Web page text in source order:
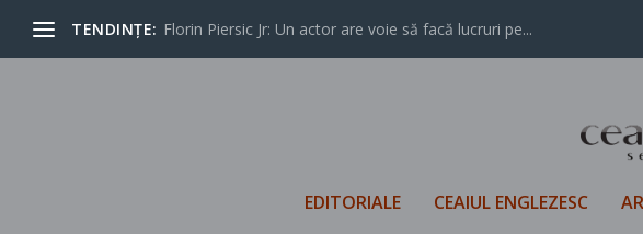
TENDINȚE: Florin Piersic Jr: Un actor are voie să facă lucruri pe...
EDITORIALE CEAIUL ENGLEZESC